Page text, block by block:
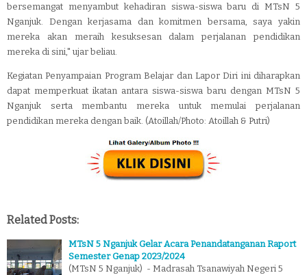
bersemangat menyambut kehadiran siswa-siswa baru di MTsN 5
Nganjuk. Dengan kerjasama dan komitmen bersama, saya yakin
mereka akan meraih kesuksesan dalam perjalanan pendidikan
mereka di sini," ujar beliau.
Kegiatan Penyampaian Program Belajar dan Lapor Diri ini diharapkan
dapat memperkuat ikatan antara siswa-siswa baru dengan MTsN 5
Nganjuk serta membantu mereka untuk memulai perjalanan
pendidikan mereka dengan baik. (Atoillah/Photo: Atoillah & Putri)
Related Posts:
MTsN 5 Nganjuk Gelar Acara Penandatanganan Raport
Semester Genap 2023/2024
(MTsN 5 Nganjuk) - Madrasah Tsanawiyah Negeri 5